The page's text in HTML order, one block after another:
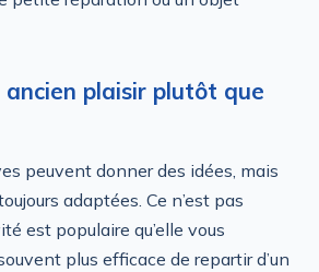
ancien plaisir plutôt que
peuvent donner des idées, mais
adaptées. Ce n’est pas
est populaire qu’elle vous
plus efficace de repartir d’un